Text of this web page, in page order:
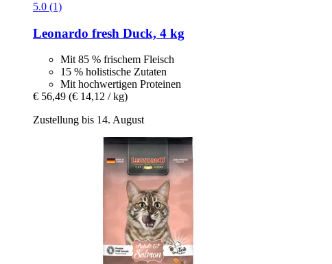
5.0 (1)
Leonardo fresh Duck, 4 kg
Mit 85 % frischem Fleisch
15 % holistische Zutaten
Mit hochwertigen Proteinen
€ 56,49 (€ 14,12 / kg)
Zustellung bis 14. August